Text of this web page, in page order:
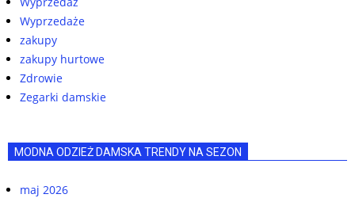
Wyprzedaże
zakupy
zakupy hurtowe
Zdrowie
Zegarki damskie
MODNA ODZIEŻ DAMSKA TRENDY NA SEZON
maj 2026